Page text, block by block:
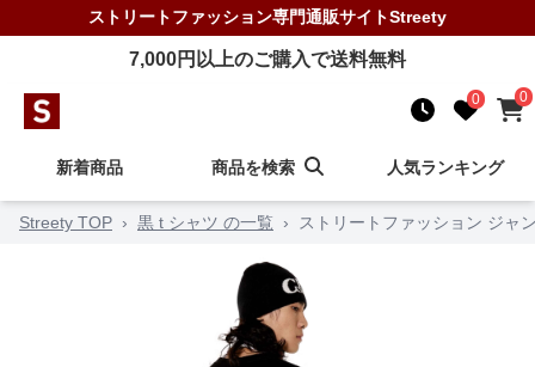
ストリートファッション専門通販サイトStreety
7,000円以上のご購入で送料無料
0 0
新着商品 商品を検索 人気ランキング
Streety TOP › 黒 t シャツ の一覧 › ストリートファッション ジャ